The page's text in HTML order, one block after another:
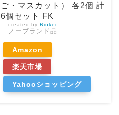
ご・マスカット） 各2個 計
6個セット FK
created by Rinker
ノーブランド品
Amazon
楽天市場
Yahooショッピング